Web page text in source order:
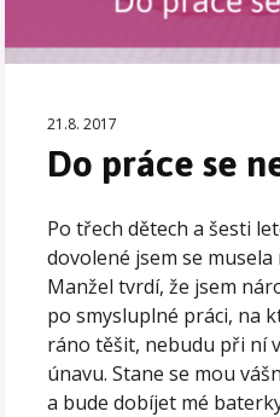
21.8. 2017
Do práce se
Po třech dětech a šesti
dovolené jsem se
Manžel tvrdí, že jsem
po smysluplné práci, na
ráno těšit, nebudu při ní
únavu. Stane se mou
a bude dobíjet mé